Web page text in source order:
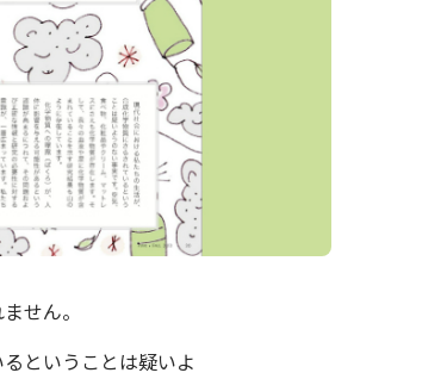
せん。
ということは疑いよ